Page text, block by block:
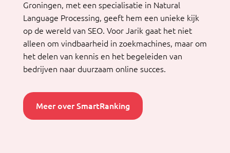
Groningen, met een specialisatie in Natural
Language Processing, geeft hem een unieke kijk
op de wereld van SEO. Voor Jarik gaat het niet
alleen om vindbaarheid in zoekmachines, maar om
het delen van kennis en het begeleiden van
bedrijven naar duurzaam online succes.
Meer over SmartRanking